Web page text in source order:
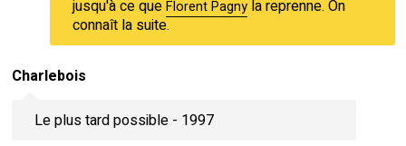
jusqu'à ce queFlorent Pagnyla reprenne. On
connaît la suite.
Charlebois
Le plus tard possible - 1997